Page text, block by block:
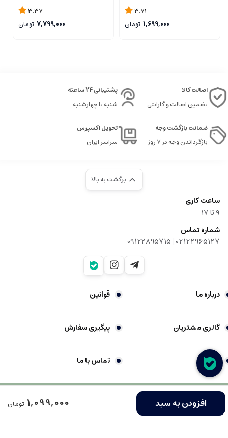
افزودن به سبد 1,099,000 تومان
3.71
1,699,000 تومان
3.37
7,799,000 تومان
اصالت کالا
تضمین اصالت و گارانتی
پشتیبانی 24 ساعته
شنبه تا چهارشنبه
ضمانت بازگشت وجه
بازگرداندن وجه در ۷ روز
تحویل اکسپرس
سراسر ایران
برگشت به بالا
ساعت کاری
9‌ تا ۱۷
شماره تماس
02122965127
|
09122895715
درباره ما قوانین
گالری مشتریان پیگیری سفارش
شکایات تماس با ما
فروشگاه ساخته شده با شاپفا